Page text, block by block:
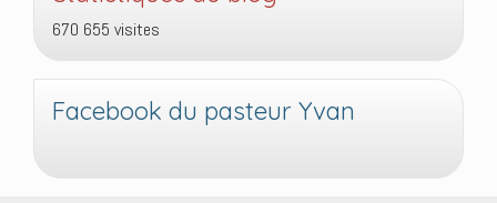
670 655 visites
Facebook du pasteur Yvan